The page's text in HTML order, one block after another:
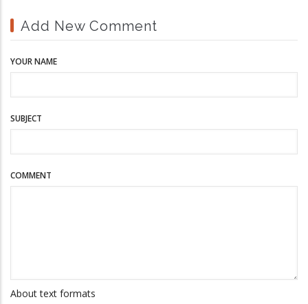
Add New Comment
YOUR NAME
SUBJECT
COMMENT
About text formats